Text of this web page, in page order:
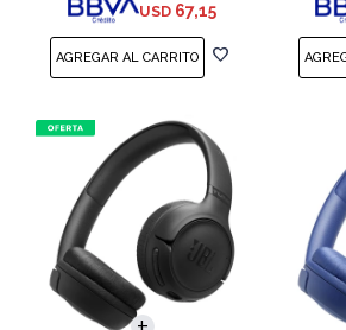
USD 67,15